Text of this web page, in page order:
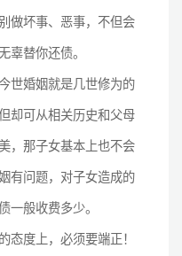
做坏事、恶事，不但会
辜替你还债。
婚姻就是几世修为的
却可从相关历史和父母
，那子女基本上也不会
有问题，对子女造成的
一般收费多少。
度上，必须要端正！